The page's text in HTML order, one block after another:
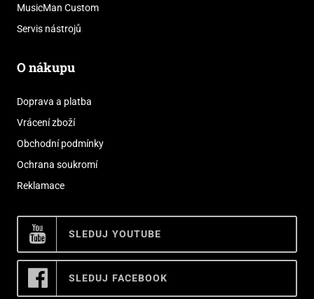
MusicMan Custom
Servis nástrojů
O nákupu
Doprava a platba
Vrácení zboží
Obchodní podmínky
Ochrana soukromí
Reklamace
SLEDUJ YOUTUBE
SLEDUJ FACEBOOK